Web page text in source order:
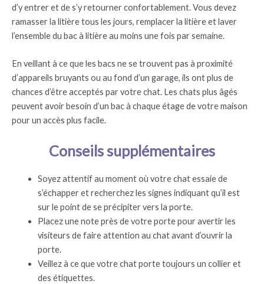
d’y entrer et de s’y retourner confortablement. Vous devez
ramasser la litière tous les jours, remplacer la litière et laver
l’ensemble du bac à litière au moins une fois par semaine.
En veillant à ce que les bacs ne se trouvent pas à proximité
d’appareils bruyants ou au fond d’un garage, ils ont plus de
chances d’être acceptés par votre chat. Les chats plus âgés
peuvent avoir besoin d’un bac à chaque étage de votre maison
pour un accès plus facile.
Conseils supplémentaires
Soyez attentif au moment où votre chat essaie de
s’échapper et recherchez les signes indiquant qu’il est
sur le point de se précipiter vers la porte.
Placez une note près de votre porte pour avertir les
visiteurs de faire attention au chat avant d’ouvrir la
porte.
Veillez à ce que votre chat porte toujours un collier et
des étiquettes.